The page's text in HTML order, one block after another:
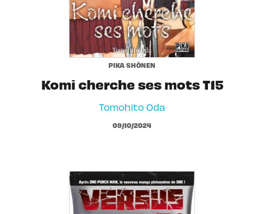
PIKA SHÔNEN
Komi cherche ses mots T15
Tomohito Oda
09/10/2024